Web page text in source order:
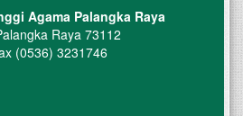
Agama Palangka Raya
Raya 73112
(0536) 3231746